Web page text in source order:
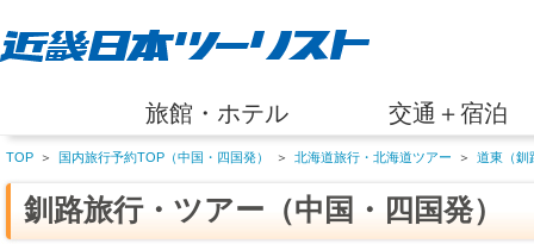
旅館・ホテル 交通＋宿泊
TOP ＞ 国内旅行予約TOP（中国・四国発） ＞ 北海道旅行・北海道ツアー ＞ 道東（釧
釧路旅行・ツアー（中国・四国発）